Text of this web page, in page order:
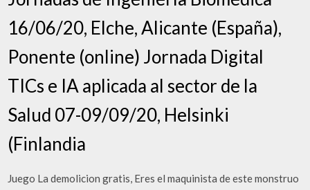
16/06/20, Elche, Alicante (España),
Ponente (online) Jornada Digital
TICs e IA aplicada al sector de la
Salud 07-09/09/20, Helsinki
(Finlandia
Juego La demolicion gratis, Eres el maquinista de este monstruo